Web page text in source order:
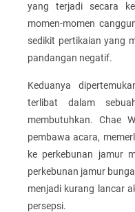
yang terjadi secara
momen-momen
sedikit pertikaian yang
pandangan negatif.
Keduanya
terlibat dalam
membutuhkan. Chae
pembawa acara,
ke perkebunan jamur
perkebunan jamur
menjadi kurang lancar
persepsi.